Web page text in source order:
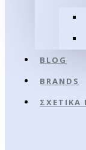
BLOG
BRANDS
ΣΧΕΤΙΚΆ